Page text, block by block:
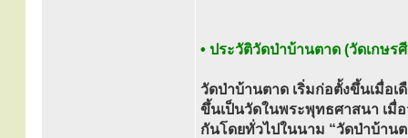
• ประวัติวัดป่าบ้านตาด (วัดเกษร
วัดป่าบ้านตาด เริ่มก่อตั้งขึ้นเมื่อ
ขึ้นเป็นวัดในพระพุทธศาสนา เมื่
กันโดยทั่วไปในนาม “วัดป่าบ้าน